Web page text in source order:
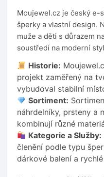
Moujewel.cz je český e-
šperky a vlastní design.
muže a děti s důrazem
soustředí na moderní
Historie:
projekt zaměřený na
vybudoval stabilní
Sortiment:
náhrdelníky, prsteny a
kombinují různé
Kategorie a Služby:
členění podle typu
dárkové balení a